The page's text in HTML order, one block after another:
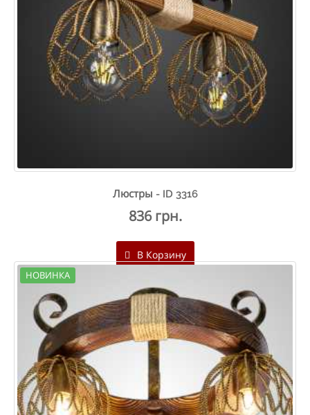
Люстры - ID 3316
836 грн.
В Корзину
НОВИНКА